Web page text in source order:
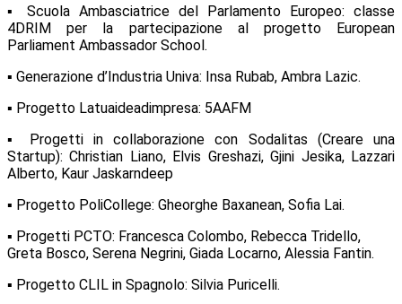
▪ Scuola Ambasciatrice del Parlamento Europeo: classe
4DRIM per la partecipazione al progetto European
Parliament Ambassador School.
▪ Generazione d’Industria Univa: Insa Rubab, Ambra Lazic.
▪ Progetto Latuaideadimpresa: 5AAFM
▪ Progetti in collaborazione con Sodalitas (Creare una
Startup): Christian Liano, Elvis Greshazi, Gjini Jesika, Lazzari
Alberto, Kaur Jaskarndeep
▪ Progetto PoliCollege: Gheorghe Baxanean, Sofia Lai.
▪ Progetti PCTO: Francesca Colombo, Rebecca Tridello,
Greta Bosco, Serena Negrini, Giada Locarno, Alessia Fantin.
▪ Progetto CLIL in Spagnolo: Silvia Puricelli.